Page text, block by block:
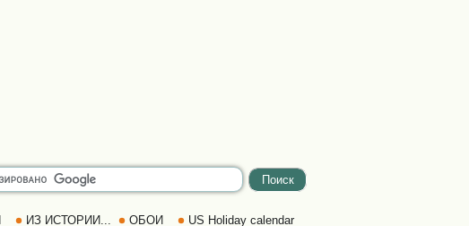
ИЗ ИСТОРИИ... ОБОИ US Holiday calendar